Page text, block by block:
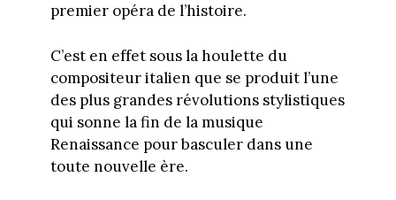
premier opéra de l’histoire.
C’est en effet sous la houlette du
compositeur italien que se produit l’une
des plus grandes révolutions stylistiques
qui sonne la fin de la musique
Renaissance pour basculer dans une
toute nouvelle ère.